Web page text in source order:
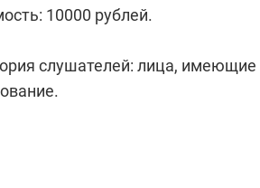
10000 рублей.
слушателей: лица,